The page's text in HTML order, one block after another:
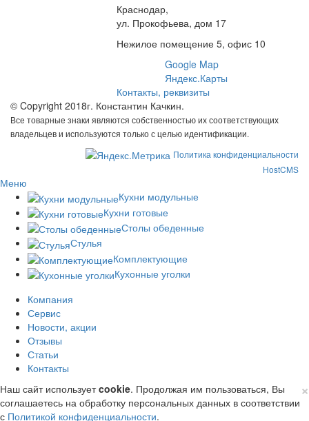
Краснодар,
ул. Прокофьева, дом 17
Нежилое помещение 5, офис 10
Google Map
Яндекс.Карты
Контакты, реквизиты
© Copyright 2018г. Константин Качкин.
Все товарные знаки являются собственностью их соответствующих
владельцев и используются только с целью идентификации.
Политика конфиденциальности
HostCMS
Меню
Кухни модульные
Кухни готовые
Столы обеденные
Стулья
Комплектующие
Кухонные уголки
Компания
Сервис
Новости, акции
Отзывы
Статьи
Контакты
×
Наш сайт используетcookie. Продолжая им пользоваться, Вы
соглашаетесь на обработку персональных данных в соответствии
с Политикой конфиденциальности.